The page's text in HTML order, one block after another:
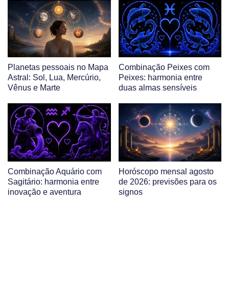
Planetas pessoais no Mapa
Astral: Sol, Lua, Mercúrio,
Vênus e Marte
Combinação Peixes com
Peixes: harmonia entre
duas almas sensíveis
Combinação Aquário com
Sagitário: harmonia entre
inovação e aventura
Horóscopo mensal agosto
de 2026: previsões para os
signos